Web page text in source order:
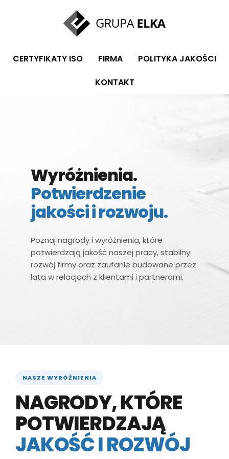
CERTYFIKATY ISO FIRMA
POLITYKA JAKOŚCI
KONTAKT
Wyróżnienia.
Potwierdzenie
jakości i rozwoju.
Poznaj nagrody i wyróżnienia, które
potwierdzają jakość naszej pracy, stabilny
rozwój firmy oraz zaufanie budowane przez
lata w relacjach z klientami i partnerami.
NASZE WYRÓŻNIENIA
NAGRODY, KTÓRE
POTWIERDZAJĄ
JAKOŚĆ I ROZWÓJ